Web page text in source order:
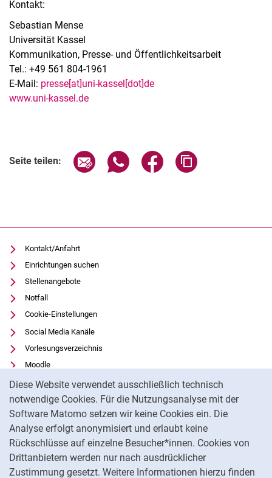
Diese Website verwendet ausschließlich technisch
notwendige Cookies. Für die Nutzungsanalyse mit der
Software Matomo setzen wir keine Cookies ein. Die
Analyse erfolgt anonymisiert und erlaubt keine
Rückschlüsse auf einzelne Besucher*innen. Cookies von
Drittanbietern werden nur nach ausdrücklicher
Zustimmung gesetzt. Weitere Informationen hierzu finden
Kontakt:
Sebastian Mense
Universität Kassel
Kommunikation, Presse- und Öffentlichkeitsarbeit
Tel.: +49 561 804-1961
E-Mail: presse[at]uni-kassel[dot]de
www.uni-kassel.de
Seite teilen: Seite über E-Mail teilen
Seite über WhatsApp teilen
Seite über Facebook
Kontakt/Anfahrt
Einrichtungen suchen
Stellenangebote
Notfall
Cookie-Einstellungen
Social Media Kanäle
Vorlesungsverzeichnis
Moodle
Panopto
Universitätsbibliothek
Datenschutz
Barrierefreiheit
Transparenter KI-Einsatz